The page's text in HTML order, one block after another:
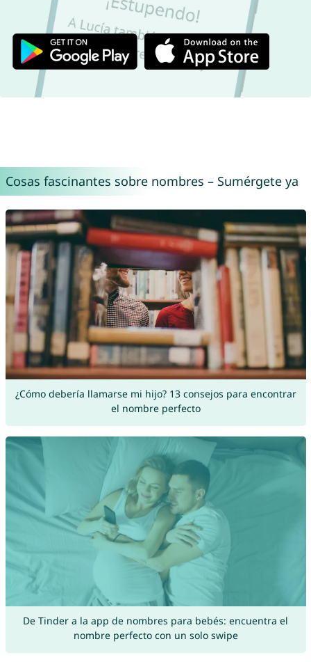
Cosas fascinantes sobre nombres – Sumérgete ya
¿Cómo debería llamarse mi hijo? 13 consejos para encontrar
el nombre perfecto
De Tinder a la app de nombres para bebés: encuentra el
nombre perfecto con un solo swipe